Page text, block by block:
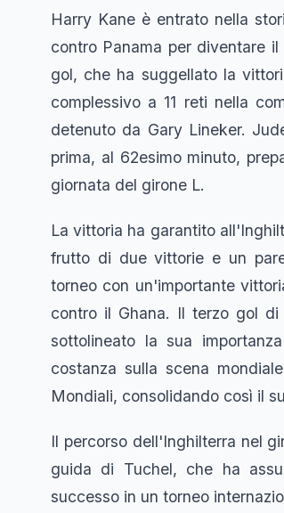
Harry Kane è entrato nella
contro Panama per diventare
gol, che ha suggellato la
complessivo a 11 reti nella
detenuto da Gary Lineker.
prima, al 62esimo minuto,
giornata del girone L.
La vittoria ha garantito
frutto di due vittorie e un
torneo con un'importante
contro il Ghana. Il terzo gol
sottolineato la sua
costanza sulla scena
Mondiali, consolidando così il
Il percorso dell'Inghilterra nel
guida di Tuchel, che ha
successo in un torneo